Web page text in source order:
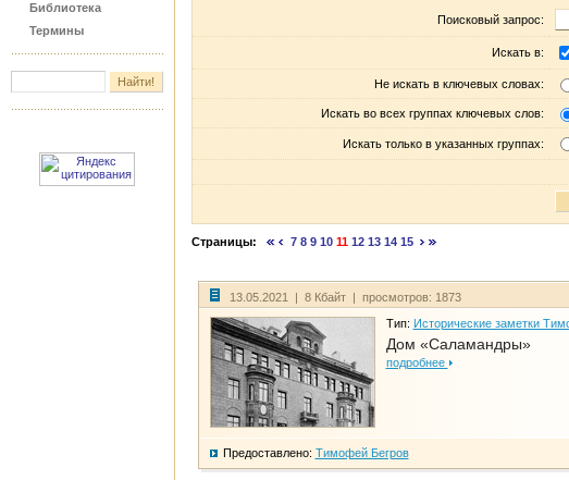
Библиотека
Термины
Поисковый запрос:
Искать в:
Не искать в ключевых словах:
Искать во всех группах ключевых слов:
Искать только в указанных группах:
Страницы: 7 8 9 10 11 12 13 14 15
13.05.2021 | 8 Кбайт | просмотров: 1873
Тип: Исторические заметки
Дом «Саламандры»
подробнее
Предоставлено: Тимофей Бегров